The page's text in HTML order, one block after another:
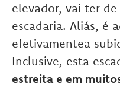
elevador, vai ter
escadaria. Aliás, é
efetivamentea
Inclusive, esta
estreita e em